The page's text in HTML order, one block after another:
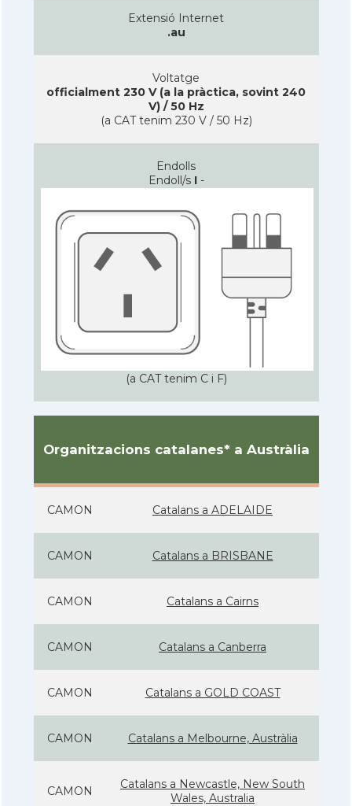
Extensió Internet
.au
Voltatge
officialment 230 V (a la pràctica, sovint 240
V) / 50 Hz
(a CAT tenim 230 V / 50 Hz)
Endolls
Endoll/s I-
(a CAT tenim C i F)
Organitzacions catalanes* a Austràlia
CAMON Catalans a ADELAIDE
CAMON Catalans a BRISBANE
CAMON Catalans a Cairns
CAMON Catalans a Canberra
CAMON Catalans a GOLD COAST
CAMON Catalans a Melbourne, Austràlia
CAMON
Catalans a Newcastle, New South
Wales, Australia